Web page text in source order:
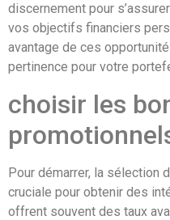
discernement pour
vos objectifs financiers
avantage de ces
pertinence pour votre
choisir les
Pour démarrer, la sélection
cruciale pour obtenir des
offrent souvent des taux